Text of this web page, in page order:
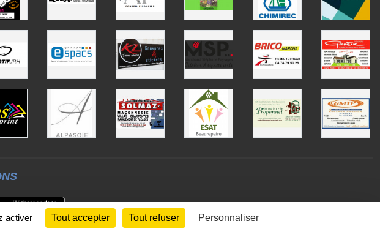
activer Tout accepter Tout refuser Personnaliser